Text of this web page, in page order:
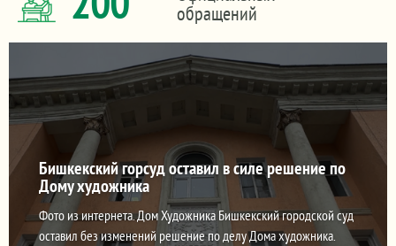
обращений
Бишкекский горсуд оставил в силе решение по
Дому художника
Фото из интернета. Дом Художника Бишкекский городской суд
оставил без изменений решение по делу Дома художника.